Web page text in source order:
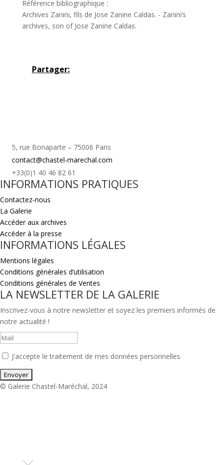
Référence bibliographique :
Archives Zanini, fils de Jose Zanine Caldas. - Zanini’s
archives, son of Jose Zanine Caldas.
Partager:
5, rue Bonaparte – 75006 Paris
contact@chastel-marechal.com
+33(0)1 40 46 82 61
INFORMATIONS PRATIQUES
Contactez-nous
La Galerie
Accéder aux archives
Accéder à la presse
INFORMATIONS LÉGALES
Mentions légales
Conditions générales d’utilisation
Conditions générales de Ventes
LA NEWSLETTER DE LA GALERIE
Inscrivez-vous à notre newsletter et soyez les premiers informés de
notre actualité !
J'accepte le traitement de mes données personnelles
© Galerie Chastel-Maréchal, 2024